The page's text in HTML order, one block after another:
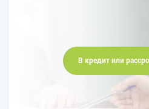
В кредит или